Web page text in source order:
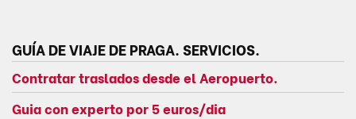
GUÍA DE VIAJE DE PRAGA. SERVICIOS.
Contratar traslados desde el Aeropuerto.
Guia con experto por 5 euros/dia